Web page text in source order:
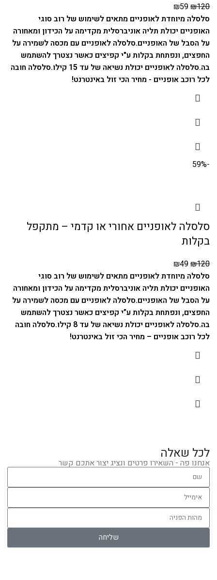
₪120
₪59
סלסלה מיוחדת לאופניים מתאים לשימוש של רוב סוגי
האופניים יכולת תליה אוניברסלית מקדימה על הכידון ומאחורה
על הסבל של האופניים.סלסלה לאופניים עם מכסה לשמירה על
החפצים, ונפתחת בקלות ע"י קפיצים כאשר נצטרך להשתמש
בה.סלסלה לאופניים יכולת נשיאה של עד 15 קילו.
סלסלה חובה
לכל רוכב אופניים - מחיר הכי זול באינטרנט!
-59%
סלסלה לאופניים אחורי או קדמי – מתקפל
בקלות
₪120
₪49
סלסלה מיוחדת לאופניים מתאים לשימוש של רוב סוגי
האופניים יכולת תליה אוניברסלית מקדימה על הכידון ומאחורה
על הסבל של האופניים.סלסלה לאופניים עם מכסה לשמירה על
החפצים, ונפתחת בקלות ע”י קפיצים כאשר נצטרך להשתמש
בה.סלסלה לאופניים יכולת נשיאה של עד 8 קילו.
סלסלה חובה
לכל רוכב אופניים – מחיר הכי זול באינטרנט!
לכל שאלה
אנחנו פה - השאירו פרטים ונציג יצור אתכם קשר
שליחה